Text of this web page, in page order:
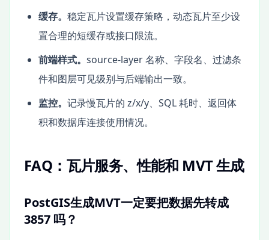
缓存。 稳定瓦片设置缓存策略，动态瓦片至少设
置合理的短缓存或接口限流。
前端样式。 source-layer 名称、字段名、过滤条
件和图层可见级别与后端输出一致。
监控。 记录慢瓦片的 z/x/y、SQL 耗时、返回体
积和数据库连接使用情况。
FAQ：瓦片服务、性能和 MVT 生成
PostGIS生成MVT一定要把数据先转成
3857 吗？